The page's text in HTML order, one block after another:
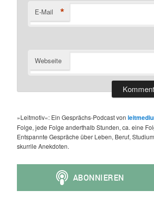
E-Mail *
Webseite
»Leitmotiv«: Ein Gesprächs-Podcast von
Folge, jede Folge anderthalb Stunden, ca. eine
Entspannte Gespräche über Leben, Beruf,
skurrile Anekdoten.